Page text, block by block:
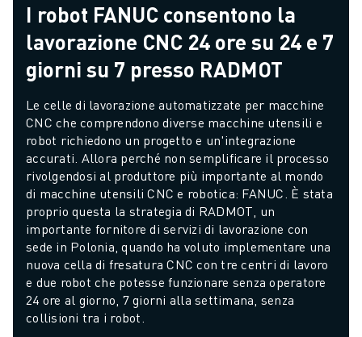
I robot FANUC consentono la
lavorazione CNC 24 ore su 24 e 7
giorni su 7 presso RADMOT
Le celle di lavorazione automatizzate per macchine
CNC che comprendono diverse macchine utensili e
robot richiedono un progetto e un'integrazione
accurati. Allora perché non semplificare il processo
rivolgendosi al produttore più importante al mondo
di macchine utensili CNC e robotica: FANUC. È stata
proprio questa la strategia di RADMOT, un
importante fornitore di servizi di lavorazione con
sede in Polonia, quando ha voluto implementare una
nuova cella di fresatura CNC con tre centri di lavoro
e due robot che potesse funzionare senza operatore
24 ore al giorno, 7 giorni alla settimana, senza
collisioni tra i robot.